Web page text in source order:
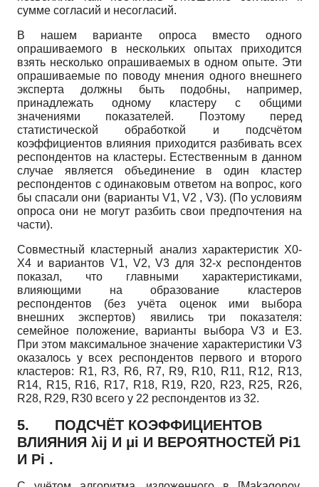
сумме согласий и несогласий.
В нашем варианте опроса вместо одного
опрашиваемого в нескольких опытах приходится
взять несколько опрашиваемых в одном опыте. Эти
опрашиваемые по поводу мнения одного внешнего
эксперта должны быть подобны, например,
принадлежать одному кластеру с общими
значениями показателей. Поэтому перед
статистической обработкой и подсчётом
коэффициентов влияния приходится разбивать всех
респондентов на кластеры. Естественным в данном
случае является объединение в один кластер
респондентов с одинаковым ответом на вопрос, кого
бы спасали они (варианты V1, V2 , V3). (По условиям
опроса они не могут разбить свои предпочтения на
части).
Совместный кластерный анализ характеристик Х0-
Х4 и вариантов V1, V2, V3 для 32-х респондентов
показал, что главными характеристиками,
влияющими на образование кластеров
респондентов (без учёта оценок ими выбора
внешних экспертов) явились три показателя:
семейное положение, варианты выбора V3 и E3.
При этом максимальное значение характеристики V3
оказалось у всех респондентов первого и второго
кластеров: R1, R3, R6, R7, R9, R10, R11, R12, R13,
R14, R15, R16, R17, R18, R19, R20, R23, R25, R26,
R28, R29, R30 всего у 22 респондентов из 32.
5. ПОДСЧЁТ КОЭФФИЦИЕНТОВ
ВЛИЯНИЯ λij И μi И ВЕРОЯТНОСТЕЙ Pi1
И Pi .